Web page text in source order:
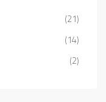
(21)
(14)
(2)